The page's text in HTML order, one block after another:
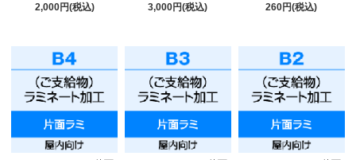
2,000円(税込)
3,000円(税込)
260円(税込)